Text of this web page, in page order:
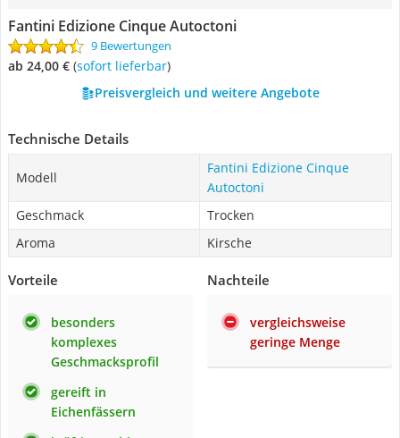
Fantini Edizione Cinque Autoctoni
9 Bewertungen
ab 24,00 € ( Sofort lieferbar)
Preisvergleich und weitere Angebote
Technische Details
Modell
Fantini Edizione Cinque
Autoctoni
Geschmack
Trocken
Aroma
Kirsche
Vorteile
besonders
komplexes
Geschmacksprofil
gereift in
Eichenfässern
Nachteile
vergleichsweise
geringe Menge